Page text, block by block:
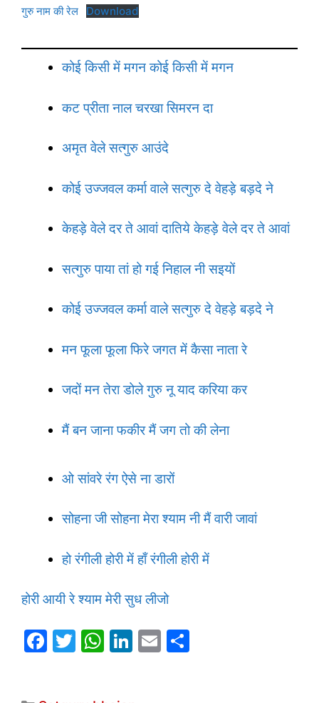
गुरु नाम की रेल Download
कोई किसी में मगन कोई किसी में मगन
कट प्रीता नाल चरखा सिमरन दा
अमृत वेले सत्गुरु आउंदे
कोई उज्जवल कर्मा वाले सत्गुरु दे वेहड़े बड़दे ने
केहड़े वेले दर ते आवां दातिये केहड़े वेले दर ते आवां
सत्गुरु पाया तां हो गई निहाल नी सइयों
कोई उज्जवल कर्मा वाले सत्गुरु दे वेहड़े बड़दे ने
मन फूला फूला फिरे जगत में कैसा नाता रे
जदों मन तेरा डोले गुरु नू याद करिया कर
मैं बन जाना फकीर मैं जग तो की लेना
ओ सांवरे रंग ऐसे ना डारों
सोहना जी सोहना मेरा श्याम नी मैं वारी जावां
हो रंगीली होरी में हाँ रंगीली होरी में
होरी आयी रे श्याम मेरी सुध लीजो
F
T
W Li E